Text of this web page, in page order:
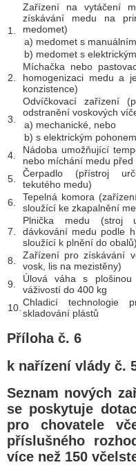
1.
Zařízení na vytáčení
získávání medu na
medomet)
a) medomet s
b) medomet s
2.
Míchačka nebo
homogenizaci medu a
konzistence)
3.
Odvíčkovací zařízení
odstranění voskových
a) mechanické, nebo
b) s elektrickým pohonem
4.
Nádoba umožňující
nebo míchání medu před
5.
Čerpadlo (přístroj
tekutého medu)
6.
Tepelná komora
sloužící ke zkapalnění
7.
Plnička medu (stroj
dávkování medu podle
sloužící k plnění do obalů)
8.
Zařízení pro získávání
vosk, lis na mezistěny)
9.
Úlová váha s
váživostí do 400 kg
10. Chladicí technologie
skladování plástů
Příloha č. 6
k nařízení vlády č.
Seznam nových
se poskytuje
pro chovatele
příslušného
více než 150